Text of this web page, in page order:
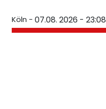
Köln - 07.08. 2026 -